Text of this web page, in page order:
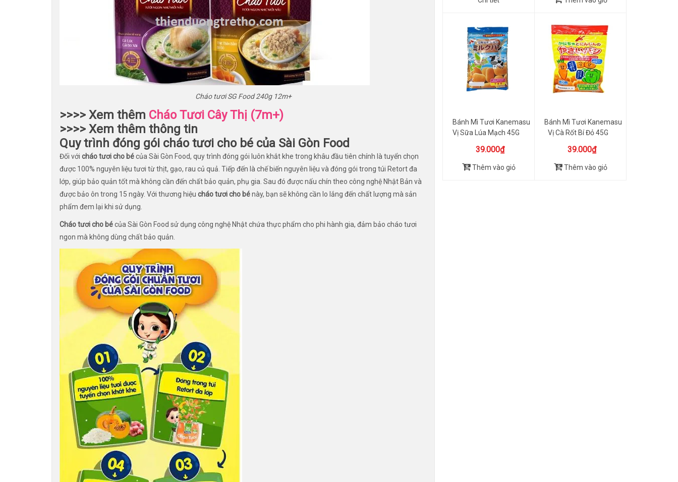
Cháo tươi SG Food 240g 12m+
>>>> Xem thêm Cháo Tươi Cây Thị (7m+)
>>>> Xem thêm thông tin
Quy trình đóng gói cháo tươi cho bé của Sài Gòn Food
Đối với cháo tươi cho bécủa Sài Gòn Food, quy trình đóng gói luôn khắt khe trong khâu đầu tiên chính là tuyển chọn
được 100% nguyên liệu tươi từ thịt, gạo, rau củ quả. Tiếp đến là chế biến nguyên liệu và đóng gói trong túi Retort đa
lớp, giúp bảo quản tốt mà không cần đến chất bảo quản, phụ gia. Sau đó được nấu chín theo công nghệ Nhật Bản và
được bảo ôn trong 15 ngày. Với thương hiệu cháo tươi cho bénày, bạn sẽ không cần lo lắng đến chất lượng mà sản
phẩm đem lại khi sử dụng.
Cháo tươi cho bécủa Sài Gòn Food sử dụng công nghệ Nhật chứa thực phẩm cho phi hành gia, đảm bảo cháo tươi
ngon mà không dùng chất bảo quản.
Bánh Mì Tươi Kanemasu
Vị Sữa Lúa Mạch 45G
39.000₫
Thêm vào giỏ
Bánh Mì Tươi Kanemasu
Vị Cà Rốt Bí Đỏ 45G
39.000₫
Thêm vào giỏ